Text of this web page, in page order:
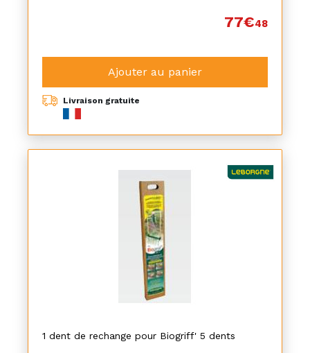
77€48
Ajouter au panier
Livraison gratuite
1 dent de rechange pour Biogriff' 5 dents